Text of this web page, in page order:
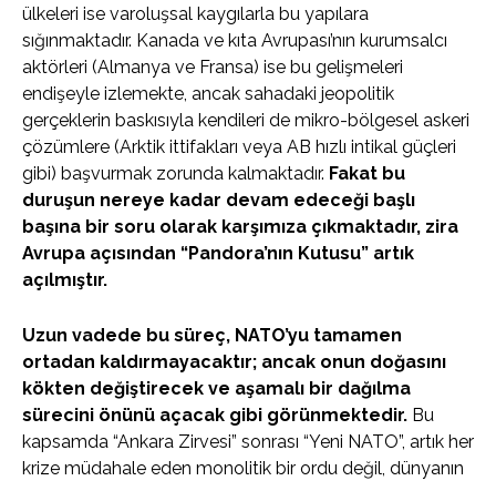
ülkeleri ise varoluşsal kaygılarla bu yapılara
sığınmaktadır. Kanada ve kıta Avrupası’nın kurumsalcı
aktörleri (Almanya ve Fransa) ise bu gelişmeleri
endişeyle izlemekte, ancak sahadaki jeopolitik
gerçeklerin baskısıyla kendileri de mikro-bölgesel askeri
çözümlere (Arktik ittifakları veya AB hızlı intikal güçleri
gibi) başvurmak zorunda kalmaktadır. Fakat bu
duruşun nereye kadar devam edeceği başlı
başına bir soru olarak karşımıza çıkmaktadır, zira
Avrupa açısından “Pandora’nın Kutusu” artık
açılmıştır.
Uzun vadede bu süreç, NATO’yu tamamen
ortadan kaldırmayacaktır; ancak onun doğasını
kökten değiştirecek ve aşamalı bir dağılma
sürecini önünü açacak gibi görünmektedir. Bu
kapsamda “Ankara Zirvesi” sonrası “Yeni NATO”, artık her
krize müdahale eden monolitik bir ordu değil, dünyanın